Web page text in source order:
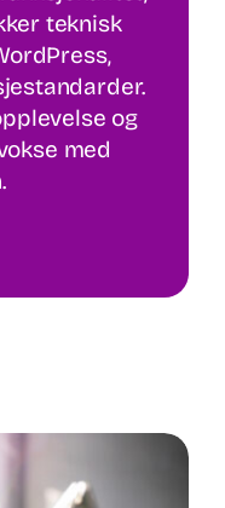
teknisk
og
med